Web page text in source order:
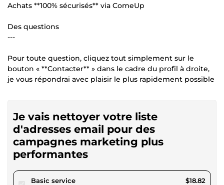
Achats **100% sécurisés** via ComeUp
Des questions
---
Pour toute question, cliquez tout simplement sur le
bouton « **Contacter** » dans le cadre du profil à droite,
je vous répondrai avec plaisir le plus rapidement possible
Je vais nettoyer votre liste
d'adresses email pour des
campagnes marketing plus
performantes
Basic servicepour $17.34 $18.82